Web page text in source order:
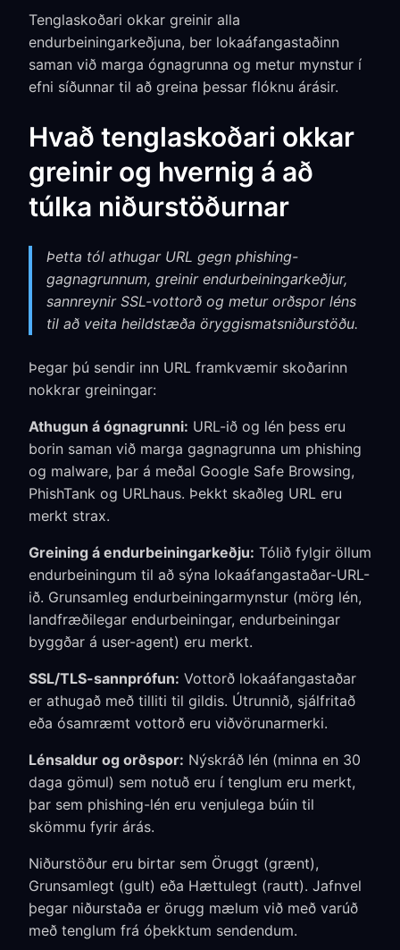
Tenglaskoðari okkar greinir alla
endurbeiningarkeðjuna, ber lokaáfangastaðinn
saman við marga ógnagrunna og metur mynstur í
efni síðunnar til að greina þessar flóknu árásir.
Hvað tenglaskoðari okkar
greinir og hvernig á að
túlka niðurstöðurnar
Þetta tól athugar URL gegn phishing-
gagnagrunnum, greinir endurbeiningarkeðjur,
sannreynir SSL-vottorð og metur orðspor léns
til að veita heildstæða öryggismatsniðurstöðu.
Þegar þú sendir inn URL framkvæmir skoðarinn
nokkrar greiningar:
Athugun á ógnagrunni: URL-ið og lén þess eru
borin saman við marga gagnagrunna um phishing
og malware, þar á meðal Google Safe Browsing,
PhishTank og URLhaus. Þekkt skaðleg URL eru
merkt strax.
Greining á endurbeiningarkeðju: Tólið fylgir öllum
endurbeiningum til að sýna lokaáfangastaðar-URL-
ið. Grunsamleg endurbeiningarmynstur (mörg lén,
landfræðilegar endurbeiningar, endurbeiningar
byggðar á user-agent) eru merkt.
SSL/TLS-sannprófun: Vottorð lokaáfangastaðar
er athugað með tilliti til gildis. Útrunnið, sjálfritað
eða ósamræmt vottorð eru viðvörunarmerki.
Lénsaldur og orðspor: Nýskráð lén (minna en 30
daga gömul) sem notuð eru í tenglum eru merkt,
þar sem phishing-lén eru venjulega búin til
skömmu fyrir árás.
Niðurstöður eru birtar sem Öruggt (grænt),
Grunsamlegt (gult) eða Hættulegt (rautt). Jafnvel
þegar niðurstaða er örugg mælum við með varúð
með tenglum frá óþekktum sendendum.